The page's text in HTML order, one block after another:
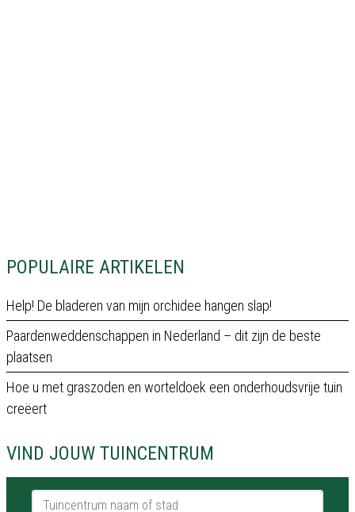
POPULAIRE ARTIKELEN
Help! De bladeren van mijn orchidee hangen slap!
Paardenweddenschappen in Nederland – dit zijn de beste
plaatsen
Hoe u met graszoden en worteldoek een onderhoudsvrije tuin
creëert
VIND JOUW TUINCENTRUM
Tuincentrum naam of stad